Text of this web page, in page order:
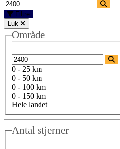
Filtre
Luk
Område
0 - 25 km
0 - 50 km
0 - 100 km
0 - 150 km
Hele landet
Antal stjerner